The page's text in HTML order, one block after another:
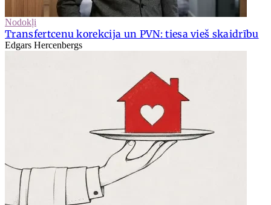
Nodokļi
Transfertcenu korekcija un PVN: tiesa vieš skaidrību
Edgars Hercenbergs